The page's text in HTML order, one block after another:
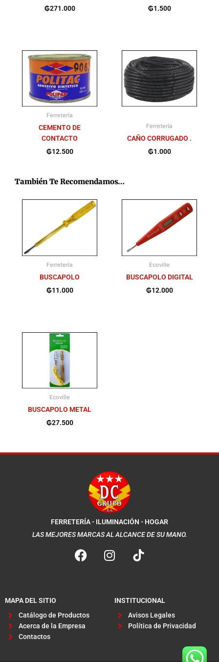
₲271.000
₲1.500
Ferretería
CEMENTO DE
CONTACTO
₲12.500
Ferretería
CAÑO CORRUGADO .
₲1.000
También Te Recomendamos…
Ferretería
BUSCAPOLO
₲11.000
Ecoville
BUSCAPOLO DIGITAL
₲12.000
Ecoville
BUSCAPOLO METAL
₲27.500
FERRETERÍA - ILUMINACIÓN - HOGAR
LAS MEJORES MARCAS AL ALCANCE DE SU MANO.
F
a
o
o
I
n
a
MAPA DEL SITIO
Catálogo de Productos
Acerca de la Empresa
Contactos
INSTITUCIONAL
Avisos Legales
Política de Privacidad